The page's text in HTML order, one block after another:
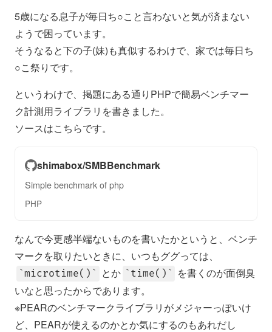
5歳になる息子が毎日ち○こと言わないと気が済まない
ようで困っています。
そうなると下の子(妹)も真似するわけで、家では毎日ち
○こ祭りです。
というわけで、掲題にある通りPHPで簡易ベンチマー
ク計測用ライブラリを書きました。
ソースはこちらです。
shimabox/SMBBenchmark
Simple benchmark of php
PHP
なんで今更感半端ないものを書いたかというと、ベンチ
マークを取りたいときに、いつもググっては、
microtime() とか time()
を書くのが面倒臭
いなと思ったからであります。
※PEARのベンチマークライブラリがメジャーっぽいけ
ど、PEARが使えるのかとか気にするのもあれだし